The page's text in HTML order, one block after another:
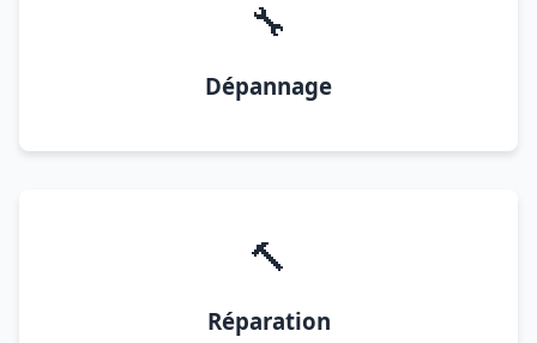
🔧
Dépannage
🔨
Réparation